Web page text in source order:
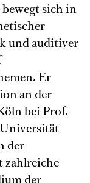
sich in
und auditiver
Er
an der
bei Prof.
der
zahlreiche
der